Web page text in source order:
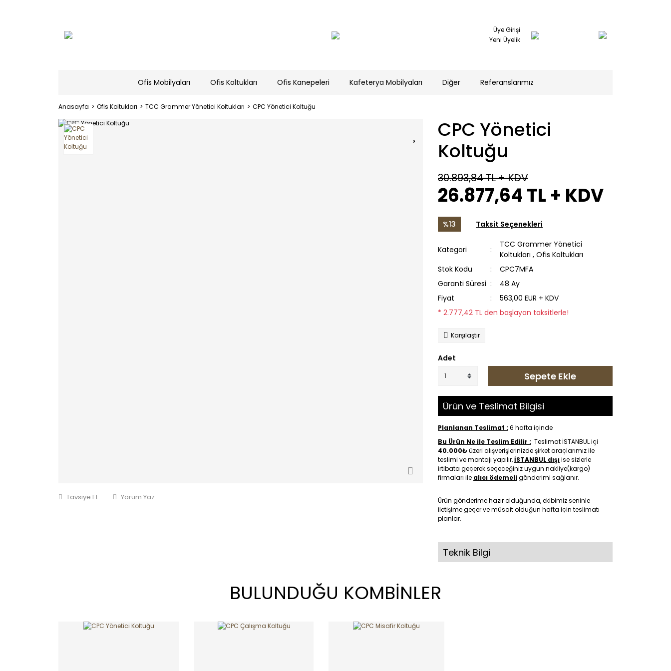
Üye Girişi
Yeni Üyelik
Ofis Mobilyaları Ofis Koltukları Ofis Kanepeleri Kafeterya Mobilyaları Diğer Referanslarımız
Anasayfa Ofis Koltukları TCC Grammer Yönetici Koltukları CPC Yönetici Koltuğu
Tavsiye Et Yorum Yaz
CPC Yönetici
Koltuğu
30.893,84 TL+ KDV
26.877,64 TL + KDV
%13 Taksit Seçenekleri
Kategori
TCC Grammer Yönetici
Koltukları , Ofis Koltukları
Stok Kodu
CPC7MFA
Garanti Süresi
48 Ay
Fiyat
563,00 EUR + KDV
* 2.777,42 TL den başlayan taksitlerle!
Karşılaştır
Adet
Sepete Ekle
Ürün ve Teslimat Bilgisi
Planlanan Teslimat : 6 hafta içinde
Bu Ürün Ne ile Teslim Edilir : Teslimat İSTANBUL içi
40.000₺üzeri alışverişlerinizde şirket araçlarımız ile
teslimi ve montajı yapılır,İSTANBUL dışıise sizlerle
irtibata geçerek seçeceğiniz uygun nakliye(kargo)
firmaları ile alıcı ödemeligönderimi sağlanır.
Ürün gönderime hazır olduğunda, ekibimiz seninle
iletişime geçer ve müsait olduğun hafta için teslimatı
planlar.
Teknik Bilgi
BULUNDUĞU KOMBİNLER